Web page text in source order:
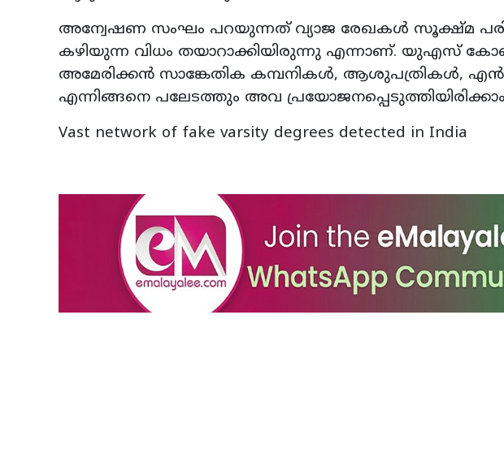
അന്വേഷണ സംഘം പറയുന്നത് വ്യാജ രേഖകൾ സൂക്ഷ്‌മ
കഴിയുന്ന വിധം തയാറാക്കിയിരുന്നു എന്നാണ്. യുഎസ്
അമേരിക്കൻ സാങ്കേതിക കമ്പനികൾ, ആശുപത്രികൾ,
എന്നിങ്ങനെ പലേടത്തും അവ
Vast network of fake varsity degrees detected in India